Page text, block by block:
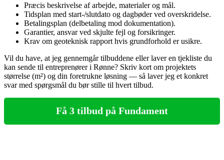
Præcis beskrivelse af arbejde, materialer og mål.
Tidsplan med start‑/slutdato og dagbøder ved overskridelse.
Betalingsplan (delbetaling mod dokumentation).
Garantier, ansvar ved skjulte fejl og forsikringer.
Krav om geoteknisk rapport hvis grundforhold er usikre.
Vil du have, at jeg gennemgår tilbuddene eller laver en tjekliste du
kan sende til entreprenører i Rønne? Skriv kort om projektets
størrelse (m²) og din foretrukne løsning — så laver jeg et konkret
svar med spørgsmål du bør stille til hvert tilbud.
Få 3 tilbud på Fundament